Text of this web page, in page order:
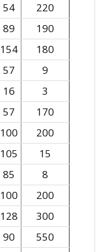
54
220
89
190
154
180
57
9
16
3
57
170
100
200
105
15
85
8
100
200
128
300
90
550